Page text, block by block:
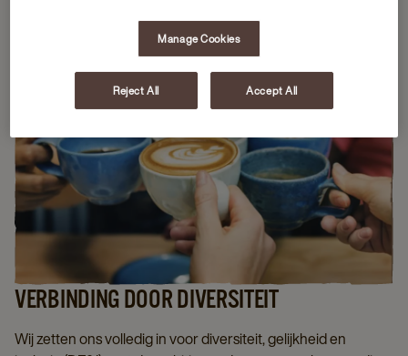
VERBINDING DOOR DIVERSITEIT
Wij zetten ons volledig in voor diversiteit, gelijkheid en
Manage Cookies
Reject All Accept All